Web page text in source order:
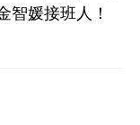
智媛接班人！